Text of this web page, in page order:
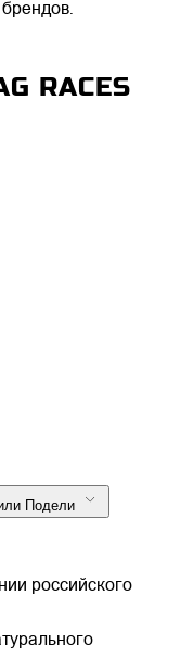
RACES
Долями или Подели
российского